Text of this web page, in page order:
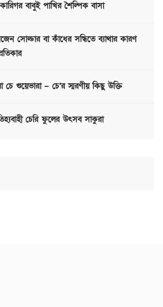
বাবুই পাখির শৈল্পিক বাসা
সোল্ডার বা কাঁধের সন্ধিতে ব্যাথার কারণ
চে গুয়েভারা – চে’র স্মরণীয় কিছু উক্তি
চেরি ফুলের উৎসব সাকুরা